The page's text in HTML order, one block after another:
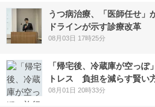
うつ病治療、「医師任せ
ドラインが示す診療改革
08月03日 17時25分
「帰宅後、冷蔵庫が空っ
トレス 負担を減らす賢い
08月01日 20時33分